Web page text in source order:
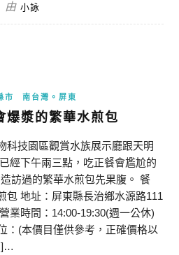
由 小詠
市 南台灣。屏東
爆漿的繁華水煎包
科技園區觀賞水族展示廳跟天明
經下午兩三點，吃正餐會尷尬的
訪過的繁華水煎包先果腹。 餐
包 地址：屏東縣長治鄉水源路111
業時間：14:00-19:30(週一公休)
：(本價目僅供參考，正確價格以